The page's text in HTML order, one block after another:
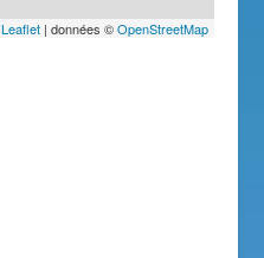
Leaflet| données ©OpenStreetMap